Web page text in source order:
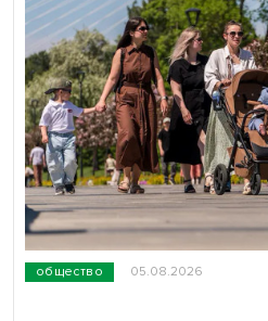
общество 05.08.2026